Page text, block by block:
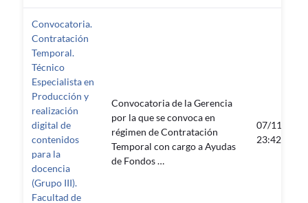
Convocatoria.
Contratación
Temporal.
Técnico
Especialista en
Producción y
realización
digital de
contenidos
para la
docencia
(Grupo III).
Facultad de
Convocatoria de la Gerencia
por la que se convoca en
régimen de Contratación
Temporal con cargo a Ayudas
de Fondos …
07/11/2019
23:42:12